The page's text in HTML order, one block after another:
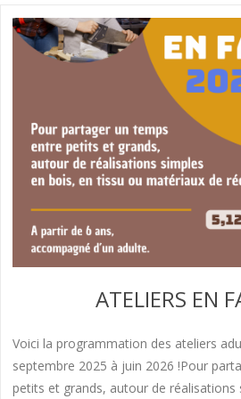
ATELIERS EN
Voici la programmation des ateliers
septembre 2025 à juin 2026 !Pour
petits et grands, autour de réalisations